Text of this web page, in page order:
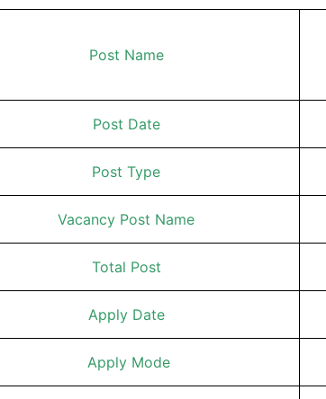
Post Name
Post Date
Post Type
Vacancy Post Name
Total Post
Apply Date
Apply Mode